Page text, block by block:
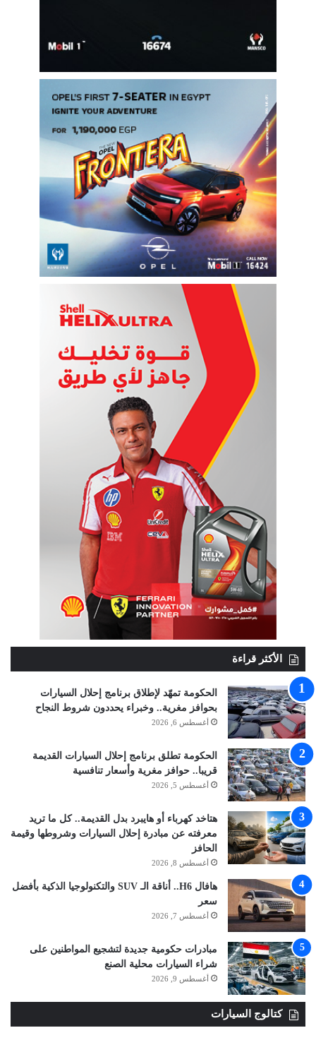
الأكثر قراءة
الحكومة تمهّد لإطلاق برنامج إحلال السيارات
بحوافز مغرية.. وخبراء يحددون شروط النجاح
أغسطس 6, 2026
الحكومة تطلق برنامج إحلال السيارات القديمة
قريبا.. حوافز مغرية وأسعار تنافسية
أغسطس 5, 2026
هتاخد كهرباء أو هايبرد بدل القديمة.. كل ما تريد
معرفته عن مبادرة إحلال السيارات وشروطها وقيمة
الحافز
أغسطس 8, 2026
هافال H6.. أناقة الـ SUV والتكنولوجيا الذكية بأفضل
سعر
أغسطس 7, 2026
مبادرات حكومية جديدة لتشجيع المواطنين على
شراء السيارات محلية الصنع
أغسطس 9, 2026
كتالوج السيارات